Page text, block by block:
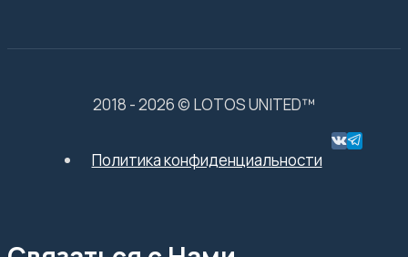
2018 - 2026 © LOTOS UNITED™
Политика конфиденциальности